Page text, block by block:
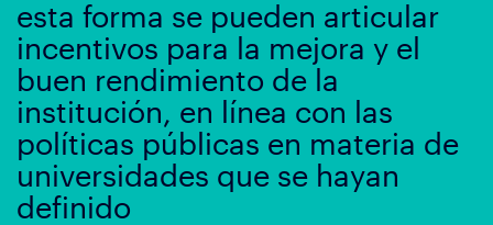
esta forma se pueden articular
incentivos para la mejora y el
buen rendimiento de la
institución, en línea con las
políticas públicas en materia de
universidades que se hayan
definido